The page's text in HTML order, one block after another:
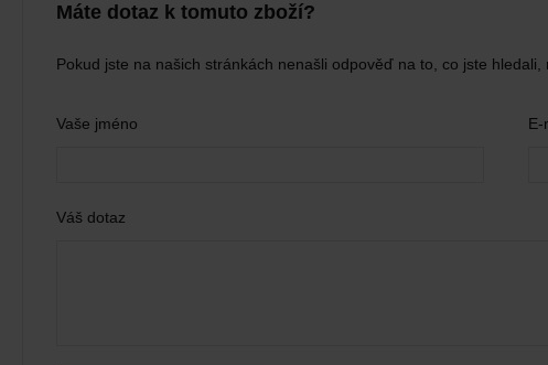
Máte dotaz k tomuto zboží?
Pokud jste na našich stránkách nenašli odpověď na to, co jste
Vaše jméno E-
Váš dotaz